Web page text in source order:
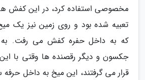
مخصوصی استفاده کرد، در این کفش
تعبیه شده بود و روی زمین نیز یک
که به داخل حفره کفش می رفت. به
جکسون و دیگر رقصنده ها وقتی با
قرار می گرفتند، این میخ به داخل